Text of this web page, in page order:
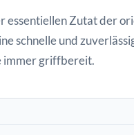
Zutat der
schnelle und
immer griffbereit.